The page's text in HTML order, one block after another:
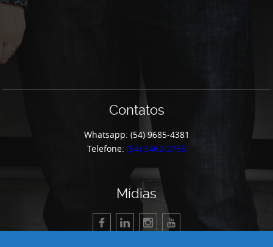
Contatos
Whatsapp: (54) 9685-4381
Telefone: (54) 3462-2755
Mídias